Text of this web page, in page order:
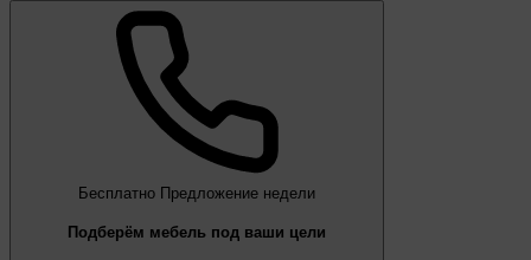
Бесплатно Предложение недели
Подберём мебель под ваши цели